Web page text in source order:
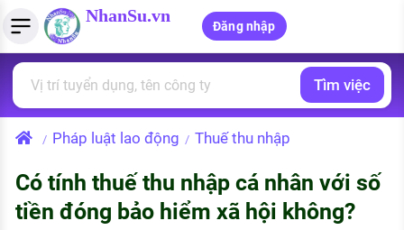
NhanSu.vn
Đăng nhập
Tìm việc làm
Việc làm ngành luật
Việc làm lương cao
Quản lý CV
Tải CV lên
Tạo CV trực tuyến
Tính lương Gross - Net
Tính thuế thu nhập cá nhân
Tính trợ cấp thất nghiệp
PHÁP LUẬT VIỆT NAM
Văn bản pháp luật
PHÁP LUẬT LAO ĐỘNG
Lao động và tiền lương
Tìm việc
/ Pháp luật lao động / Thuế thu nhập
Có tính thuế thu nhập cá nhân với số
tiền đóng bảo hiểm xã hội không?